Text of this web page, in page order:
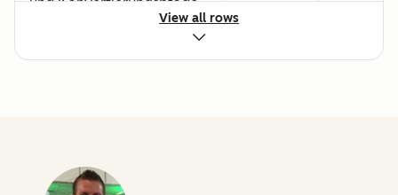
Traffic- und Website-
Marketing an den Vertrieb
View all rows